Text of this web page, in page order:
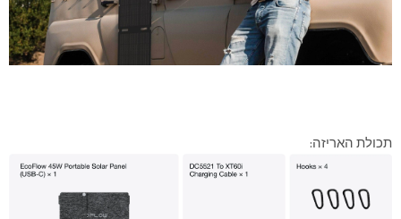
תכולת האריזה: